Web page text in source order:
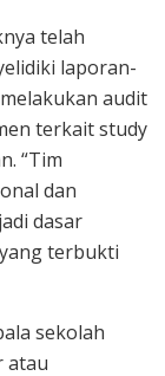
telah
laporan-
audit
terkait study
“Tim
dan
dasar
terbukti
sekolah
atau